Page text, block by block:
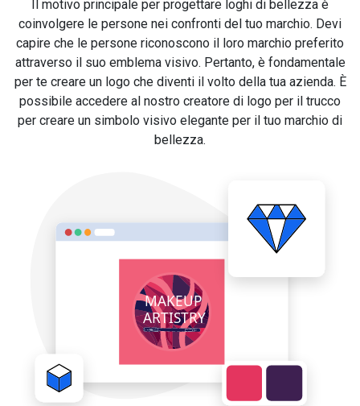
Il motivo principale per progettare loghi di bellezza è
coinvolgere le persone nei confronti del tuo marchio. Devi
capire che le persone riconoscono il loro marchio preferito
attraverso il suo emblema visivo. Pertanto, è fondamentale
per te creare un logo che diventi il volto della tua azienda. È
possibile accedere al nostro creatore di logo per il trucco
per creare un simbolo visivo elegante per il tuo marchio di
bellezza.